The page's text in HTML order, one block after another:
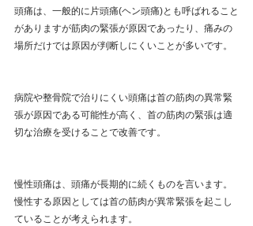
頭痛は、一般的に片頭痛(ヘン頭痛)とも呼ばれること
がありますが筋肉の緊張が原因であったり、痛みの
場所だけでは原因が判断しにくいことが多いです。
病院や整骨院で治りにくい頭痛は首の筋肉の異常緊
張が原因である可能性が高く、首の筋肉の緊張は適
切な治療を受けることで改善です。
慢性頭痛は、頭痛が長期的に続くものを言います。
慢性する原因としては首の筋肉が異常緊張を起こし
ていることが考えられます。